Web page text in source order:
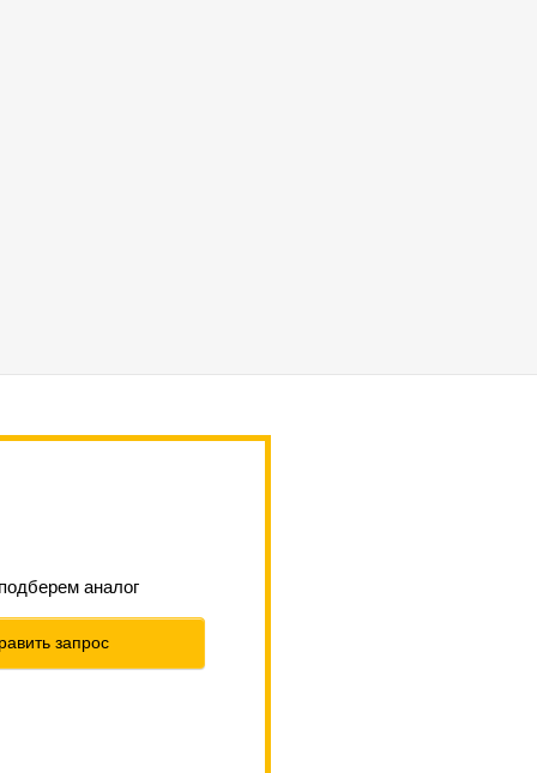
аналог
запрос